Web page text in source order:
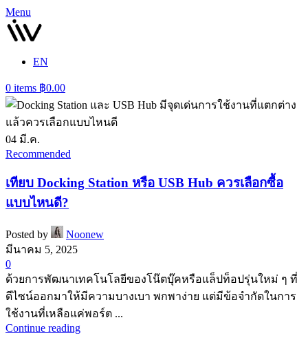
Menu
EN
0 items ฿0.00
04 มี.ค.
Recommended
เทียบ Docking Station หรือ USB Hub ควรเลือกซื้อ
แบบไหนดี?
Posted by
Noonew
มีนาคม 5, 2025
0
ด้วยการพัฒนาเทคโนโลยีของโน๊ตบุ๊คหรือแล็ปท็อปรุ่นใหม่ ๆ ที่
ดีไซน์ออกมาให้มีความบางเบา พกพาง่าย แต่มีข้อจำกัดในการ
ใช้งานที่เหลือแค่พอร์ต ...
Continue reading